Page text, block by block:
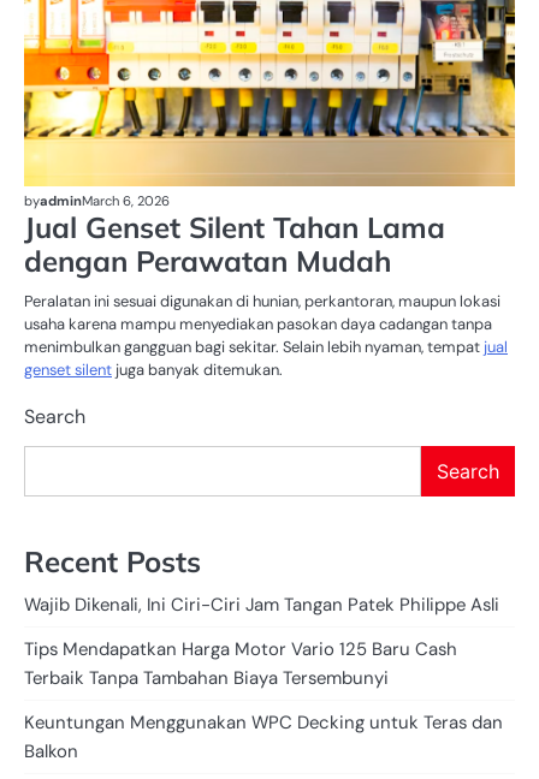
byadminMarch 6, 2026
Jual Genset Silent Tahan Lama
dengan Perawatan Mudah
Peralatan ini sesuai digunakan di hunian, perkantoran, maupun lokasi
usaha karena mampu menyediakan pasokan daya cadangan tanpa
menimbulkan gangguan bagi sekitar. Selain lebih nyaman, tempat jual
genset silent juga banyak ditemukan.
Search
Search
Recent Posts
Wajib Dikenali, Ini Ciri-Ciri Jam Tangan Patek Philippe Asli
Tips Mendapatkan Harga Motor Vario 125 Baru Cash
Terbaik Tanpa Tambahan Biaya Tersembunyi
Keuntungan Menggunakan WPC Decking untuk Teras dan
Balkon